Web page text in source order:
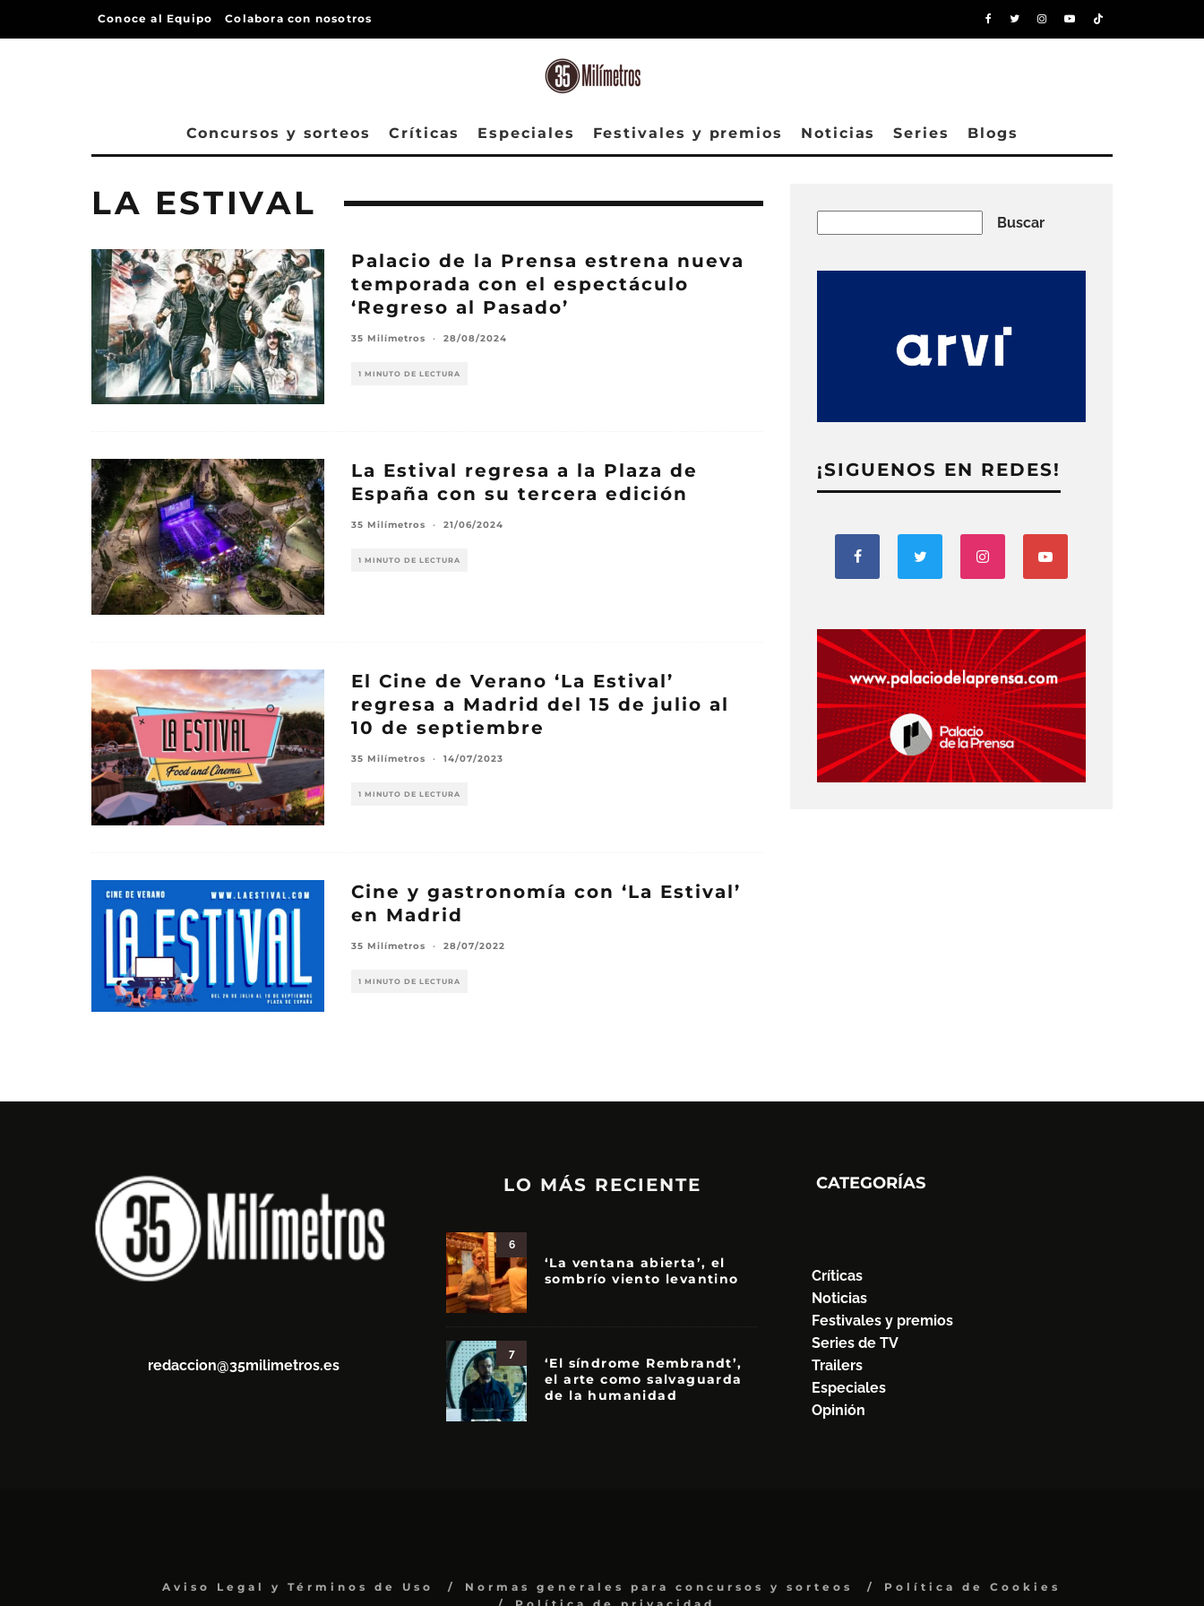
Conoce al Equipo Colabora con nosotros
Concursos y sorteos Críticas Especiales Festivales y premios Noticias Series Blogs
LA ESTIVAL
Palacio de la Prensa estrena nueva
temporada con el espectáculo
‘Regreso al Pasado’
35 Milímetros · 28/08/2024
1 MINUTO DE LECTURA
La Estival regresa a la Plaza de
España con su tercera edición
35 Milímetros · 21/06/2024
1 MINUTO DE LECTURA
El Cine de Verano ‘La Estival’
regresa a Madrid del 15 de julio al
10 de septiembre
35 Milímetros · 14/07/2023
1 MINUTO DE LECTURA
Cine y gastronomía con ‘La Estival’
en Madrid
35 Milímetros · 28/07/2022
1 MINUTO DE LECTURA
Buscar
¡SIGUENOS EN REDES!
redaccion@35milimetros.es
LO MÁS RECIENTE
6
‘La ventana abierta’, el
sombrío viento levantino
7
‘El síndrome Rembrandt’,
el arte como salvaguarda
de la humanidad
CATEGORÍAS
Críticas
Noticias
Festivales y premios
Series de TV
Trailers
Especiales
Opinión
Aviso Legal y Términos de Uso Normas generales para concursos y sorteos
Política de Cookies